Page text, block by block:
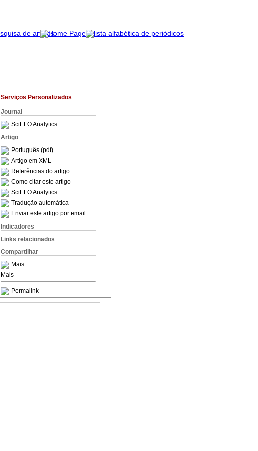
Serviços Personalizados
Journal
SciELO Analytics
Artigo
Português (pdf)
Artigo em XML
Referências do artigo
Como citar este artigo
SciELO Analytics
Tradução automática
Enviar este artigo por email
Indicadores
Links relacionados
Compartilhar
Mais
Mais
Permalink